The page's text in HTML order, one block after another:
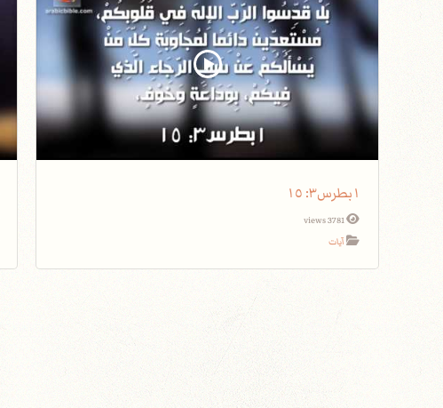
١بطرس٣: ١٥
3781 views
آيات